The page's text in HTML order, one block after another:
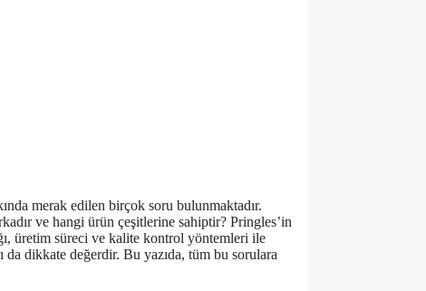
merak edilen birçok soru bulunmaktadır.
ve hangi ürün çeşitlerine sahiptir? Pringles’in
üretim süreci ve kalite kontrol yöntemleri ile
dikkate değerdir. Bu yazıda, tüm bu sorulara